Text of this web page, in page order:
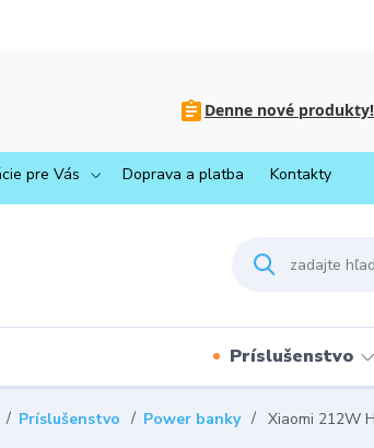
Denne nové
pre Vás Doprava a platba Kontakty
Príslušenstvo
Príslušenstvo Power banky Xiaomi 212W